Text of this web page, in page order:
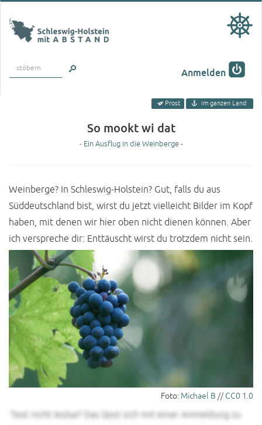
Anmelden
Prost im ganzen Land
So mookt wi dat
- Ein Ausflug in die Weinberge -
Weinberge? In Schleswig-Holstein? Gut, falls du aus
Süddeutschland bist, wirst du jetzt vielleicht Bilder im Kopf
haben, mit denen wir hier oben nicht dienen können. Aber
ich verspreche dir: Enttäuscht wirst du trotzdem nicht sein.
Foto: Michael B //CC0 1.0
Text nicht lesbar? Das lässt sich mit einer Anmeldung zu